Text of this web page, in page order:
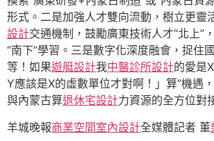
形式。二是加強人才雙向流動，樹立更靈
設計交通機制，鼓勵廣東技術人才“北上”
“南下”學習。三是數字化深度融會，捉住
等！如果遊艇設計我中醫診所設計的愛是
Y應該是X的虛數單位才對啊！」算”機遇
與內蒙古算退休宅設計力資源的全方位對
羊城晚報商業空間室內設計全媒體記者 董